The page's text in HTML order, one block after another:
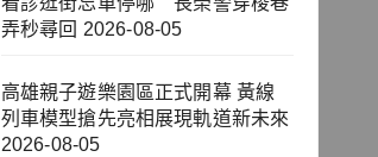
弄秒尋回 2026-08-05
高雄親子遊樂園區正式開幕 黃線
列車模型搶先亮相展現軌道新未來
2026-08-05